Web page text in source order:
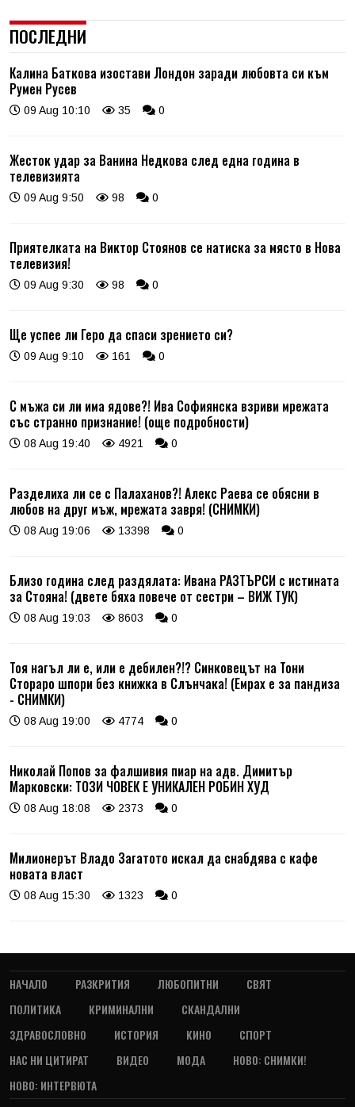
ПОСЛЕДНИ
Калина Баткова изостави Лондон заради любовта си към
Румен Русев
09 Aug 10:10 35 0
Жесток удар за Ванина Недкова след една година в
телевизията
09 Aug 9:50 98 0
Приятелката на Виктор Стоянов се натиска за място в Нова
телевизия!
09 Aug 9:30 98 0
Ще успее ли Геро да спаси зрението си?
09 Aug 9:10 161 0
С мъжа си ли има ядове?! Ива Софиянска взриви мрежата
със странно признание! (още подробности)
08 Aug 19:40 4921 0
Разделиха ли се с Палаханов?! Алекс Раева се обясни в
любов на друг мъж, мрежата завря! (СНИМКИ)
08 Aug 19:06 13398 0
Близо година след раздялата: Ивана РАЗТЪРСИ с истината
за Стояна! (двете бяха повече от сестри – ВИЖ ТУК)
08 Aug 19:03 8603 0
Тоя нагъл ли е, или е дебилен?!? Синковецът на Тони
Стораро шпори без книжка в Слънчака! (Емрах е за пандиза
- СНИМКИ)
08 Aug 19:00 4774 0
Николай Попов за фалшивия пиар на адв. Димитър
Марковски: ТОЗИ ЧОВЕК Е УНИКАЛЕН РОБИН ХУД
08 Aug 18:08 2373 0
Милионерът Владо Загатото искал да снабдява с кафе
новата власт
08 Aug 15:30 1323 0
НАЧАЛО РАЗКРИТИЯ ЛЮБОПИТНИ
СВЯТ
ПОЛИТИКА
КРИМИНАЛНИ
СКАНДАЛНИ
ЗДРАВОСЛОВНО
ИСТОРИЯ КИНО
СПОРТ
НАС НИ ЦИТИРАТ
ВИДЕО МОДА
НОВО: СНИМКИ!
НОВО: ИНТЕРВЮТА